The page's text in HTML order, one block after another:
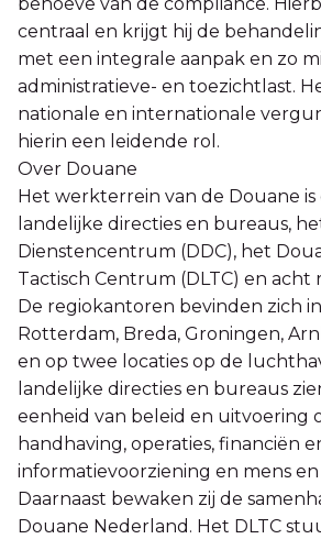
centraal en krijgt hij de
met een integrale aanpak en zo
administratieve- en toezichtlast.
nationale en internationale
hierin een leidende rol.
Over Douane
Het werkterrein van de Douane
landelijke directies en bureaus,
Dienstencentrum (DDC), het
Tactisch Centrum (DLTC) en acht
De regiokantoren bevinden zich
Rotterdam, Breda, Groningen,
en op twee locaties op de
landelijke directies en bureaus
eenheid van beleid en uitvoering
handhaving, operaties, financiën
informatievoorziening en mens
Daarnaast bewaken zij de
Douane Nederland. Het DLTC